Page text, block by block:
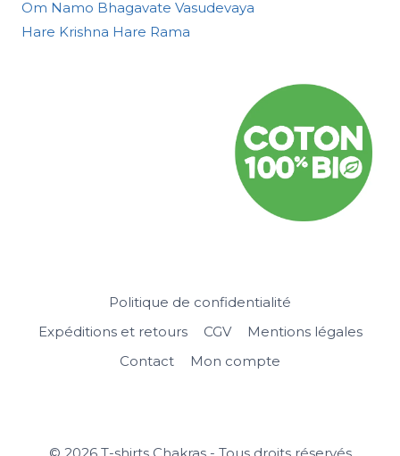
Om Namo Bhagavate Vasudevaya
Hare Krishna Hare Rama
Politique de confidentialité
Expéditions et retours
CGV
Mentions légales
Contact
Mon compte